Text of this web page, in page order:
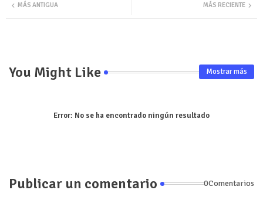
MÁS RECIENTE
MÁS ANTIGUA
You Might Like Mostrar más
Error: No se ha encontrado ningún resultado
Publicar un comentario 0Comentarios